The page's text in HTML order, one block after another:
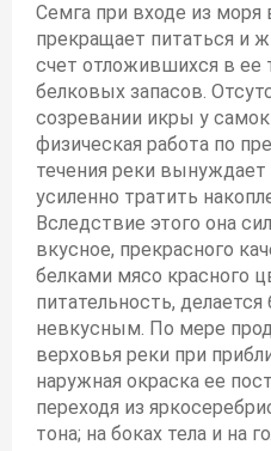
Семга при входе из
прекращает питаться и
счет отложившихся в ее
белковых запасов.
созревании икры у
физическая работа по
течения реки вынуждает
усиленно тратить
Вследствие этого она
вкусное, прекрасного
белками мясо красного
питательность,
невкусным. По мере
верховья реки при
наружная окраска ее
переходя из
тона; на боках тела и на